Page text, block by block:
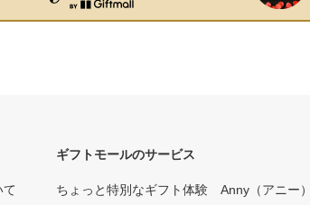
て
ギフトモールのサービス
ちょっと特別なギフト体験 Anny（アニー）